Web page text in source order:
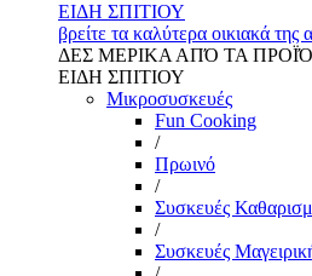
ΕΙΔΗ ΣΠΙΤΙΟΥ
βρείτε τα καλύτερα οικιακά της
ΔΕΣ ΜΕΡΙΚΑ ΑΠΌ ΤΑ
ΕΙΔΗ ΣΠΙΤΙΟΥ
Μικροσυσκευές
Fun Cooking
/
Πρωινό
/
Συσκευές
/
Συσκευές